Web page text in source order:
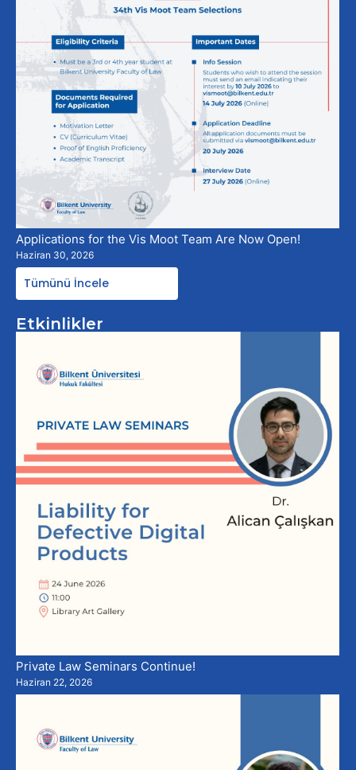
Applications for the Vis Moot Team Are Now Open!
Haziran 30, 2026
Tümünü İncele
Etkinlikler
Private Law Seminars Continue!
Haziran 22, 2026